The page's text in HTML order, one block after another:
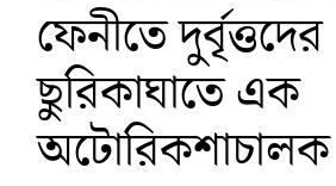
ফেনীতে দুর্বৃত্তদের
ছুরিকাঘাতে এক